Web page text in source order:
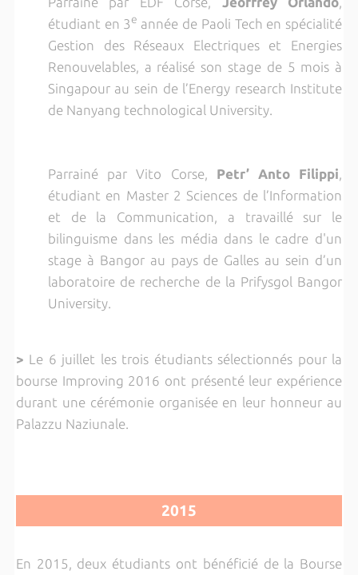
étudiant en 3e année de Paoli Tech en spécialité
Gestion des Réseaux Electriques et Energies
Renouvelables, a réalisé son stage de 5 mois à
Singapour au sein de l’Energy research Institute
de Nanyang technological University.
Parrainé par Vito Corse, Petr’ Anto Filippi,
étudiant en Master 2 Sciences de l’Information
et de la Communication, a travaillé sur le
bilinguisme dans les média dans le cadre d'un
stage à Bangor au pays de Galles au sein d’un
laboratoire de recherche de la Prifysgol Bangor
University.
> Le 6 juillet les trois étudiants sélectionnés pour la
bourse Improving 2016 ont présenté leur expérience
durant une cérémonie organisée en leur honneur au
Palazzu Naziunale.
2015
En 2015, deux étudiants ont bénéficié de la Bourse